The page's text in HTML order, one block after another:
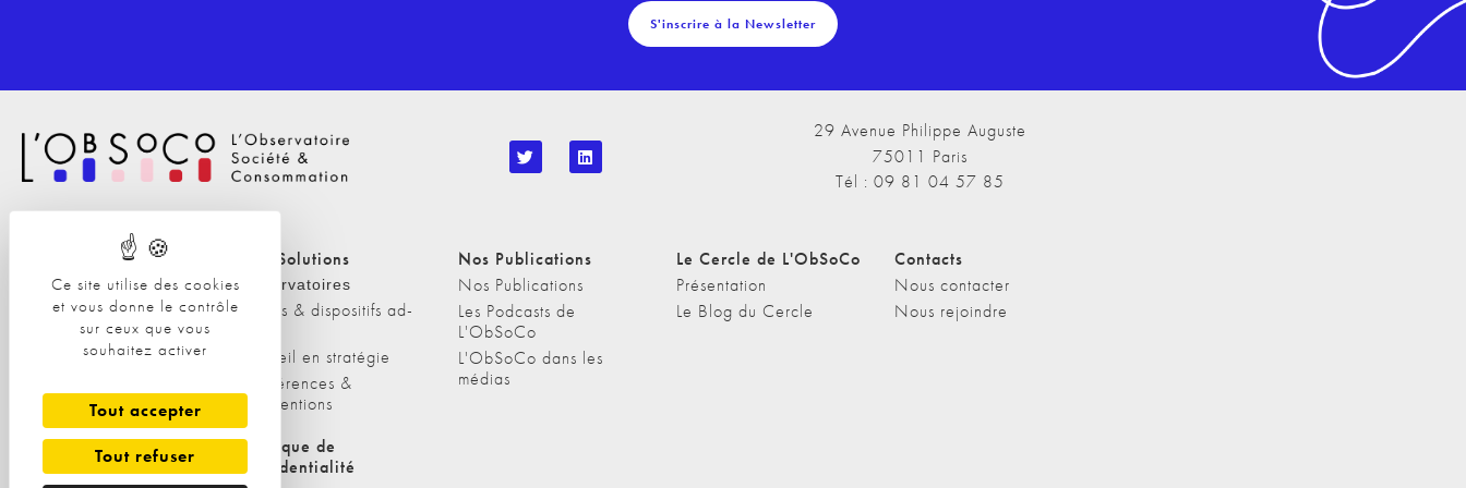
Ce site utilise des cookies
et vous donne le contrôle
sur ceux que vous
souhaitez activer
Tout accepter
Tout refuser
S'inscrire à la Newsletter
29 Avenue Philippe Auguste
75011 Paris
Tél : 09 81 04 57 85
Nos Solutions
A propos
L'équipe
Nos clients
Nos Solutions
Observatoires
Etudes & dispositifs ad-
Conseil en stratégie
Conférences &
interventions
Nos Publications
Nos Publications
Les Podcasts de
L'ObSoCo
L'ObSoCo dans les
médias
Le Cercle de L'ObSoCo
Présentation
Le Blog du Cercle
Contacts
Nous contacter
Nous rejoindre
Politique de cookies
Politique de
confidentialité